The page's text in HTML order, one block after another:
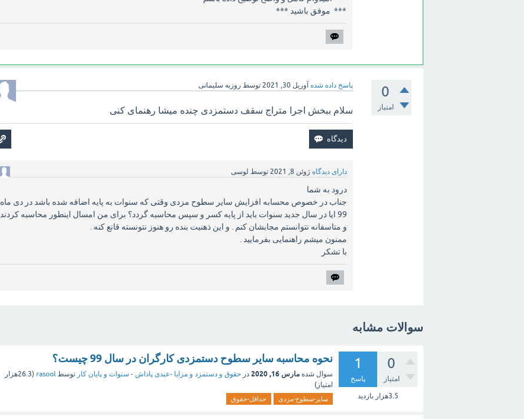
*** موفق باشید ***
0
امتیاز
پاسخ داده شده آوریل 30, 2021 توسط روزبه سلیمانی
سلام ببخش اجرا متراج سقف دستمزدی چنده میشا رهنمای کنی
دارای دیدگاه ژوئن 8, 2021 توسط لوسی
درود به شما
جناب در خصوص محسابه افزایش سایر سطوح مزدی وقتی که سنوات به پایه اضافه شده باشد در دی ماه
99 ایا در سال جدید سنوات باید از پایه کسر و سپس محاسبه گردد؟ برای من امسال اینطور محاسبه کردند
و متاسفانه نتوانستم مجابشان کنم . و این ذهنیت بنده رو هنوز نتونسته قانع کنه .
ممنون میشم راهنمایی بفرمایید .
با تشکر
سوالات مشابه
0
امتیاز
1
پاسخ
3.5هزار بازدید
نحوه محاسبه سایر سطوح دستمزدی کارگران در سال 99 چیست؟
سوال شده مارس 16, 2020 در حقوق و دستمزد و مزایا -عیدی پاداش - سنوات و پایان کار توسط rasool
(26.3هزار
امتیاز)
سایر-سطوح-مزدی حداقل-حقوق